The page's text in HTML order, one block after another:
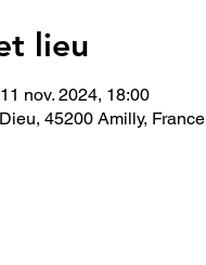
lieu
nov. 2024, 18:00
45200 Amilly, France